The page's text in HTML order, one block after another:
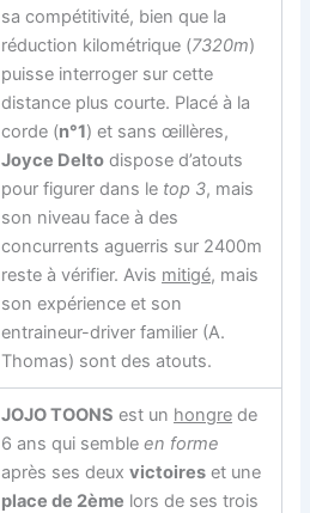
sa compétitivité, bien que la
réduction kilométrique (7320m)
puisse interroger sur cette
distance plus courte. Placé à la
corde (n°1) et sans œillères,
Joyce Delto dispose d’atouts
pour figurer dans le top 3, mais
son niveau face à des
concurrents aguerris sur 2400m
reste à vérifier. Avis mitigé, mais
son expérience et son
entraineur-driver familier (A.
Thomas) sont des atouts.
JOJO TOONS est un hongre de
6 ans qui sembleen forme
après ses deuxvictoires et une
place de 2ème lors de ses trois